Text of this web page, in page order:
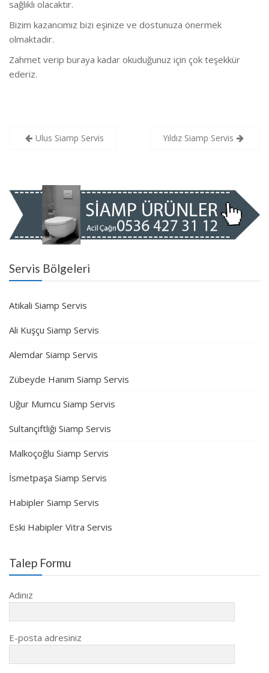
sağlıklı olacaktır.
Bizim kazancımız bizi eşinize ve dostunuza önermek
olmaktadır.
Zahmet verip buraya kadar okuduğunuz için çok teşekkür
ederiz.
YazıUlus Siamp Servis Yıldız Siamp Servis
Servis Bölgeleri
Atikali Siamp Servis
Ali Kuşçu Siamp Servis
Alemdar Siamp Servis
Zübeyde Hanım Siamp Servis
Uğur Mumcu Siamp Servis
Sultançiftliği Siamp Servis
Malkoçoğlu Siamp Servis
İsmetpaşa Siamp Servis
Habipler Siamp Servis
Eski Habipler Vitra Servis
Talep Formu
Adınız
E-posta adresiniz